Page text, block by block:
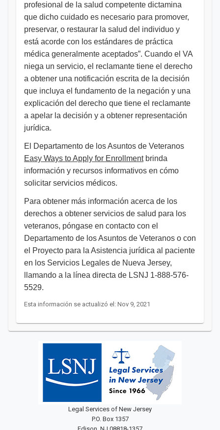
profesional de la salud competente dictamina
que dicho cuidado es necesario para promover,
preservar, o restaurar la salud del individuo y
está acorde con los estándares de práctica
médica generalmente aceptados”. Cuando el VA
niega un servicio, el reclamante tiene el derecho
a obtener una notificación escrita de la decisión
que incluya el fundamento de la negación y una
explicación del derecho que tiene el reclamante
a apelar la decisión y a obtener representación
jurídica.
El Departamento de los Asuntos de Veteranos
Easy Ways to Apply for Enrollmentbrinda
información y recursos informativos en cómo
solicitar servicios médicos.
Para obtener más información acerca de los
derechos a obtener servicios de salud para los
veteranos, póngase en contacto con el
Departamento de los Asuntos de Veteranos o con
el Proyecto para la Asistencia jurídica al paciente
en los Servicios Legales de Nueva Jersey,
llamando a la línea directa de LSNJ 1-888-576-
5529.​​​​​
Esta información se actualizó el: Nov 9, 2021
Legal Services of New Jersey
P.O. Box 1357